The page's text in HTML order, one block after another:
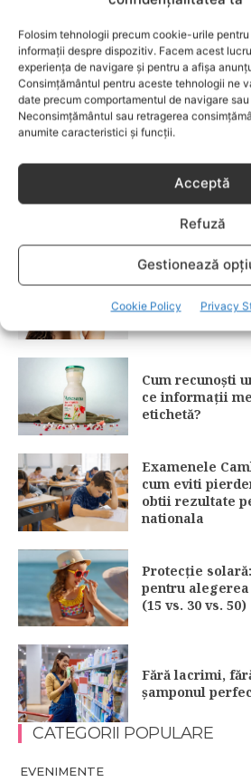
Folosim tehnologii precum cookie-urile
informații despre dispozitiv. Facem acest
experiența de navigare și pentru a afișa
Consimțământul pentru aceste tehnologii ne
date precum comportamentul de navigare
Neconsimțământul sau retragerea
anumite caracteristici și funcții.
Acceptă
Refuză
Gestionează
Cookie Policy Privacy
ce date îți
corect?
Semne care
unui consult de
Cele mai bune
pentru familii
cremei potrivite
Cum recunoști
ce informații
etichetă?
Examenele
cum eviti
obtii rezultate
nationala
Protecție
pentru
(15 vs. 30 vs. 50)
Fără lacrimi,
șamponul
CATEGORII POPULARE
EVENIMENTE